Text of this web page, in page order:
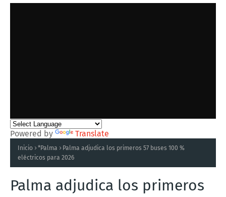
Powered by Translate
Inicio *Palma
Palma adjudica los primeros 57 buses 100 %
eléctricos para 2026
Palma adjudica los primeros